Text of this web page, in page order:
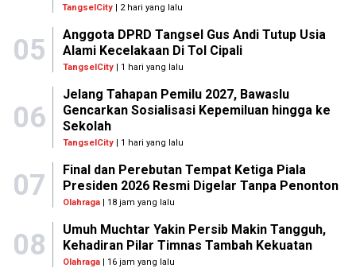
TangselCity | 2 hari yang lalu
05
Anggota DPRD Tangsel Gus Andi Tutup Usia
Alami Kecelakaan Di Tol Cipali
TangselCity| 1 hari yang lalu
06
Jelang Tahapan Pemilu 2027, Bawaslu
Gencarkan Sosialisasi Kepemiluan hingga ke
Sekolah
TangselCity| 1 hari yang lalu
07
Final dan Perebutan Tempat Ketiga Piala
Presiden 2026 Resmi Digelar Tanpa Penonton
Olahraga| 18 jam yang lalu
08
Umuh Muchtar Yakin Persib Makin Tangguh,
Kehadiran Pilar Timnas Tambah Kekuatan
Olahraga| 16 jam yang lalu